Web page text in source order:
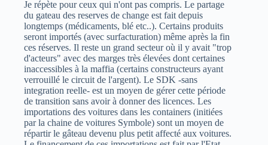
Je répète pour ceux qui n'ont pas compris. Le partage
du gateau des reserves de change est fait depuis
longtemps (médicaments, blé etc..). Certains produits
seront importés (avec surfacturation) même après la fin
ces réserves. Il reste un grand secteur où il y avait "trop
d'acteurs" avec des marges très élevées dont certaines
inaccessibles à la maffia (certains constructeurs ayant
verrouillé le circuit de l'argent). Le SDK -sans
integration reelle- est un moyen de gérer cette période
de transition sans avoir à donner des licences. Les
importations des voitures dans les containers (initiées
par la chaine de voitures Symbole) sont un moyen de
répartir le gâteau devenu plus petit affecté aux voitures.